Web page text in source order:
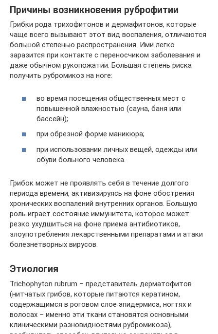
Причины возникновения руброфитии
Грибки рода трихофитонов и дермафитонов, которые
чаще всего вызывают этот вид воспаления, отличаются
большой степенью распространения. Ими легко
заразится при контакте с переносчиком заболевания и
даже обычном рукопожатии. Большая степень риска
получить рубромикоз на ноге:
во время посещения общественных мест с
повышенной влажностью (сауна, баня или
бассейн);
при обрезной форме маникюра;
при использовании личных вещей, одежды или
обуви больного человека.
Грибок может не проявлять себя в течение долгого
периода времени, активизируясь на фоне обострения
хронических воспалений внутренних органов. Большую
роль играет состояние иммунитета, которое может
резко ухудшиться на фоне приема антибиотиков,
злоупотребления лекарственными препаратами и атаки
болезнетворных вирусов.
Этиология
Trichophyton rubrum – представитель дерматофитов
(нитчатых грибов, которые питаются кератином,
содержащимся в роговом слое эпидермиса, ногтях и
волосах – именно эти ткани становятся основными
клиническими разновидностями рубромикоза),